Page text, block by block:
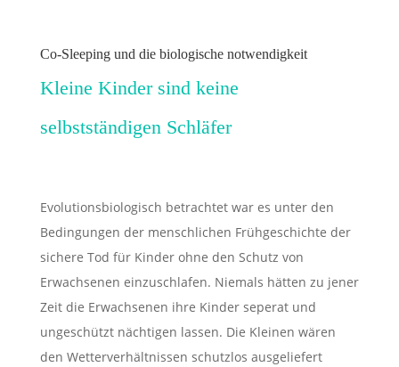
Co-Sleeping und die biologische notwendigkeit
Kleine Kinder sind keine
selbstständigen Schläfer
Evolutionsbiologisch betrachtet war es unter den
Bedingungen der menschlichen Frühgeschichte der
sichere Tod für Kinder ohne den Schutz von
Erwachsenen einzuschlafen. Niemals hätten zu jener
Zeit die Erwachsenen ihre Kinder seperat und
ungeschützt nächtigen lassen. Die Kleinen wären
den Wetterverhältnissen schutzlos ausgeliefert